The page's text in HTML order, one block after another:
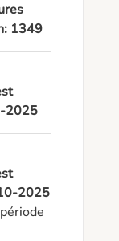
1349
2025
2025